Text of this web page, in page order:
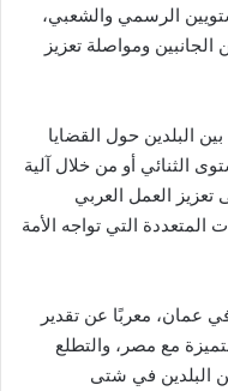
الرسمي والشعبي،
ومواصلة تعزيز
البلدين حول القضايا
الثنائي أو من خلال آلية
تعزيز العمل العربي
التي تواجه الأمة
عمان، معربًا عن تقدير
مع مصر، والتطلع
البلدين في شتى